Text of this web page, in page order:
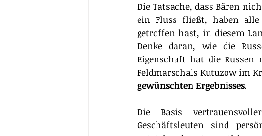
Die Tatsache, dass Bären
ein Fluss fließt, haben alle
getroffen hast, in diesem
Denke daran, wie die
Eigenschaft hat die
Feldmarschals Kutuzow im
gewünschten Ergebnisses.
Die Basis
Geschäftsleuten sind